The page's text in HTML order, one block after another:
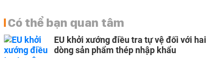
Có thể bạn quan tâm
EU khởi xướng điều tra tự vệ đối với hai
dòng sản phẩm thép nhập khẩu